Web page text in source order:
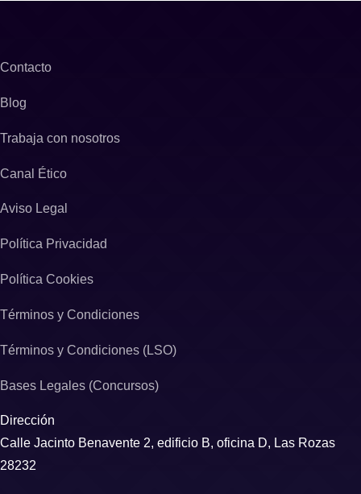
Contacto
Blog
Trabaja con nosotros
Canal Ético
Aviso Legal
Política Privacidad
Política Cookies
Términos y Condiciones
Términos y Condiciones (LSO)
Bases Legales (Concursos)
Dirección
Calle Jacinto Benavente 2, edificio B, oficina D, Las Rozas
28232